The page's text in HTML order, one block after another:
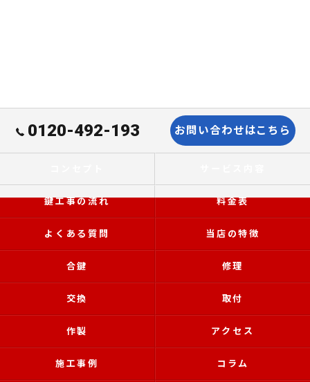
0120-492-193 お問い合わせはこちら
鍵工事の流れ 料金表
よくある質問 当店の特徴
合鍵 修理
交換 取付
作製 アクセス
施工事例 コラム